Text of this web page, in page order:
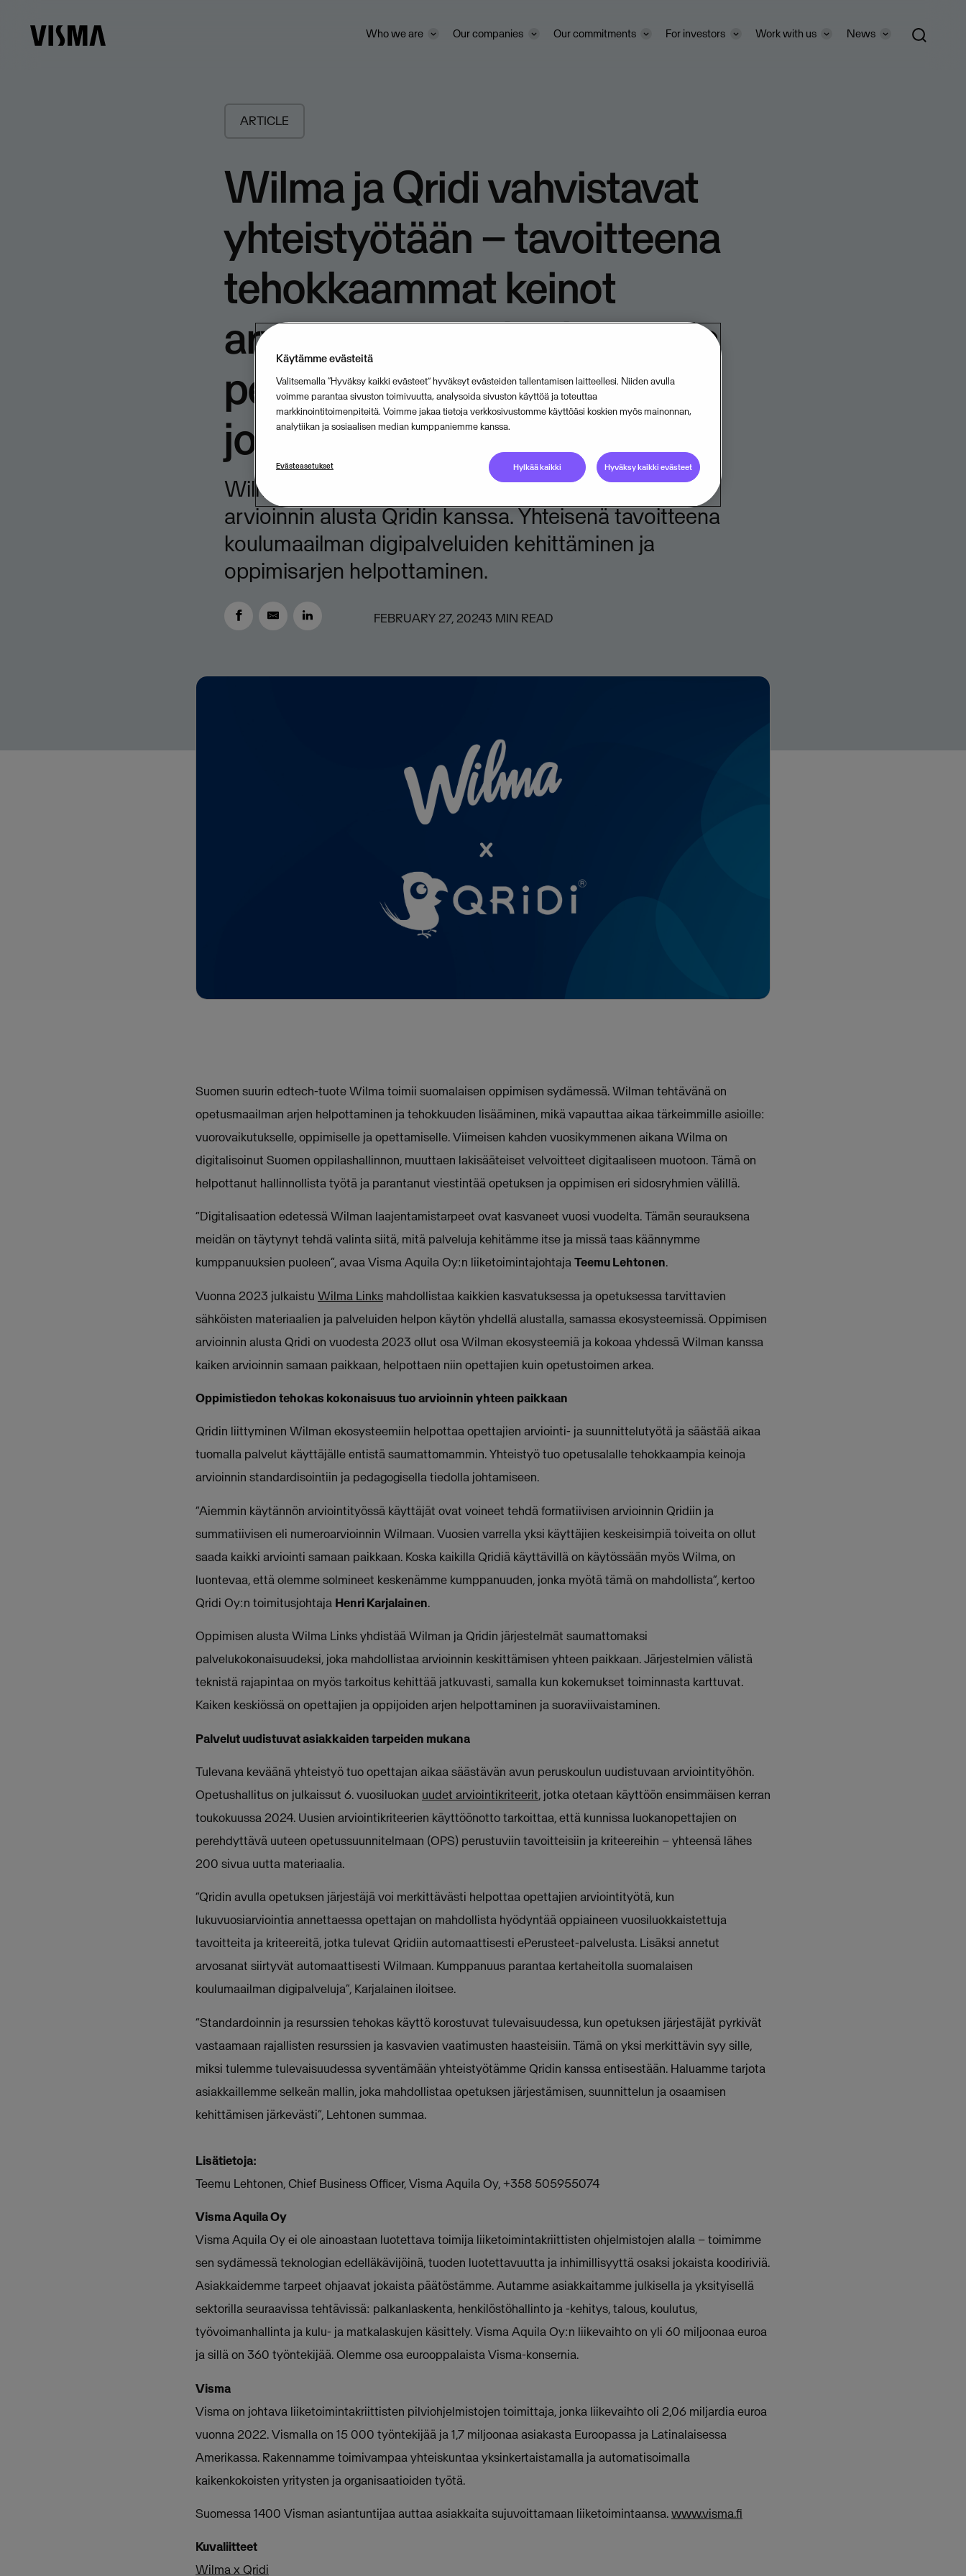
Who we are Our companies Our commitments For investors Work with us News
ARTICLE
Wilma ja Qridi vahvistavat
yhteistyötään – tavoitteena
tehokkaammat keinot
arvioinnin standardointiin ja
pedagogisella tiedolla
johtamiseen
Wilma jatkaa tiivistä yhteistyötään oppimisen ja
arvioinnin alusta Qridin kanssa. Yhteisenä tavoitteena
koulumaailman digipalveluiden kehittäminen ja
oppimisarjen helpottaminen.
FEBRUARY 27, 20243 MIN READ
Suomen suurin edtech-tuote Wilma toimii suomalaisen oppimisen sydämessä. Wilman tehtävänä on
opetusmaailman arjen helpottaminen ja tehokkuuden lisääminen, mikä vapauttaa aikaa tärkeimmille asioille:
vuorovaikutukselle, oppimiselle ja opettamiselle. Viimeisen kahden vuosikymmenen aikana Wilma on
digitalisoinut Suomen oppilashallinnon, muuttaen lakisääteiset velvoitteet digitaaliseen muotoon. Tämä on
helpottanut hallinnollista työtä ja parantanut viestintää opetuksen ja oppimisen eri sidosryhmien välillä.
“Digitalisaation edetessä Wilman laajentamistarpeet ovat kasvaneet vuosi vuodelta. Tämän seurauksena
meidän on täytynyt tehdä valinta siitä, mitä palveluja kehitämme itse ja missä taas käännymme
kumppanuuksien puoleen”, avaa Visma Aquila Oy:n liiketoimintajohtajaTeemu Lehtonen.
Vuonna 2023 julkaistu Wilma Links mahdollistaa kaikkien kasvatuksessa ja opetuksessa tarvittavien
sähköisten materiaalien ja palveluiden helpon käytön yhdellä alustalla, samassa ekosysteemissä. Oppimisen
arvioinnin alusta Qridi on vuodesta 2023 ollut osa Wilman ekosysteemiä ja kokoaa yhdessä Wilman kanssa
kaiken arvioinnin samaan paikkaan, helpottaen niin opettajien kuin opetustoimen arkea.
Oppimistiedon tehokas kokonaisuus tuo arvioinnin yhteen paikkaan
Qridin liittyminen Wilman ekosysteemiin helpottaa opettajien arviointi- ja suunnittelutyötä ja säästää aikaa
tuomalla palvelut käyttäjälle entistä saumattomammin. Yhteistyö tuo opetusalalle tehokkaampia keinoja
arvioinnin standardisointiin ja pedagogisella tiedolla johtamiseen.
“Aiemmin käytännön arviointityössä käyttäjät ovat voineet tehdä formatiivisen arvioinnin Qridiin ja
summatiivisen eli numeroarvioinnin Wilmaan. Vuosien varrella yksi käyttäjien keskeisimpiä toiveita on ollut
saada kaikki arviointi samaan paikkaan. Koska kaikilla Qridiä käyttävillä on käytössään myös Wilma, on
luontevaa, että olemme solmineet keskenämme kumppanuuden, jonka myötä tämä on mahdollista”, kertoo
Qridi Oy:n toimitusjohtaja Henri Karjalainen.
Oppimisen alusta Wilma Links yhdistää Wilman ja Qridin järjestelmät saumattomaksi
palvelukokonaisuudeksi, joka mahdollistaa arvioinnin keskittämisen yhteen paikkaan. Järjestelmien välistä
teknistä rajapintaa on myös tarkoitus kehittää jatkuvasti, samalla kun kokemukset toiminnasta karttuvat.
Kaiken keskiössä on opettajien ja oppijoiden arjen helpottaminen ja suoraviivaistaminen.
Palvelut uudistuvat asiakkaiden tarpeiden mukana
Tulevana keväänä yhteistyö tuo opettajan aikaa säästävän avun peruskoulun uudistuvaan arviointityöhön.
Opetushallitus on julkaissut 6. vuosiluokan uudet arviointikriteerit, jotka otetaan käyttöön ensimmäisen kerran
toukokuussa 2024. Uusien arviointikriteerien käyttöönotto tarkoittaa, että kunnissa luokanopettajien on
perehdyttävä uuteen opetussuunnitelmaan (OPS) perustuviin tavoitteisiin ja kriteereihin – yhteensä lähes
200 sivua uutta materiaalia.
“Qridin avulla opetuksen järjestäjä voi merkittävästi helpottaa opettajien arviointityötä, kun
lukuvuosiarviointia annettaessa opettajan on mahdollista hyödyntää oppiaineen vuosiluokkaistettuja
tavoitteita ja kriteereitä, jotka tulevat Qridiin automaattisesti ePerusteet-palvelusta. Lisäksi annetut
arvosanat siirtyvät automaattisesti Wilmaan. Kumppanuus parantaa kertaheitolla suomalaisen
koulumaailman digipalveluja”, Karjalainen iloitsee.
“Standardoinnin ja resurssien tehokas käyttö korostuvat tulevaisuudessa, kun opetuksen järjestäjät pyrkivät
vastaamaan rajallisten resurssien ja kasvavien vaatimusten haasteisiin. Tämä on yksi merkittävin syy sille,
miksi tulemme tulevaisuudessa syventämään yhteistyötämme Qridin kanssa entisestään. Haluamme tarjota
asiakkaillemme selkeän mallin, joka mahdollistaa opetuksen järjestämisen, suunnittelun ja osaamisen
kehittämisen järkevästi”, Lehtonen summaa.
Lisätietoja:
Teemu Lehtonen, Chief Business Officer, Visma Aquila Oy, +358 505955074
Visma Aquila Oy
Visma Aquila Oy ei ole ainoastaan luotettava toimija liiketoimintakriittisten ohjelmistojen alalla – toimimme
sen sydämessä teknologian edelläkävijöinä, tuoden luotettavuutta ja inhimillisyyttä osaksi jokaista koodiriviä.
Asiakkaidemme tarpeet ohjaavat jokaista päätöstämme. Autamme asiakkaitamme julkisella ja yksityisellä
sektorilla seuraavissa tehtävissä: palkanlaskenta, henkilöstöhallinto ja -kehitys, talous, koulutus,
työvoimanhallinta ja kulu- ja matkalaskujen käsittely. Visma Aquila Oy:n liikevaihto on yli 60 miljoonaa euroa
ja sillä on 360 työntekijää. Olemme osa eurooppalaista Visma-konsernia.
Visma
Visma on johtava liiketoimintakriittisten pilviohjelmistojen toimittaja, jonka liikevaihto oli 2,06 miljardia euroa
vuonna 2022. Vismalla on 15 000 työntekijää ja 1,7 miljoonaa asiakasta Euroopassa ja Latinalaisessa
Amerikassa. Rakennamme toimivampaa yhteiskuntaa yksinkertaistamalla ja automatisoimalla
kaikenkokoisten yritysten ja organisaatioiden työtä.
Suomessa 1400 Visman asiantuntijaa auttaa asiakkaita sujuvoittamaan liiketoimintaansa.www.visma.fi
Kuvaliitteet
Wilma x Qridi
Käytämme evästeitä
Valitsemalla “Hyväksy kaikki evästeet” hyväksyt evästeiden tallentamisen laitteellesi. Niiden avulla
voimme parantaa sivuston toimivuutta, analysoida sivuston käyttöä ja toteuttaa
markkinointitoimenpiteitä. Voimme jakaa tietoja verkkosivustomme käyttöäsi koskien myös mainonnan,
analytiikan ja sosiaalisen median kumppaniemme kanssa.
Evästeasetukset Hylkää kaikki Hyväksy kaikki evästeet